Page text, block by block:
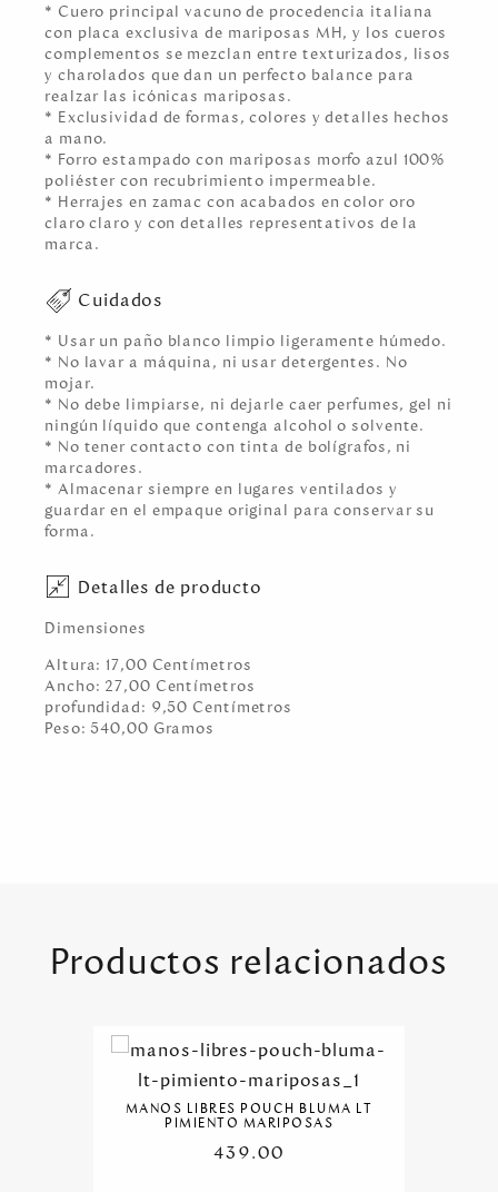
* Cuero principal vacuno de procedencia italiana
con placa exclusiva de mariposas MH, y los cueros
complementos se mezclan entre texturizados, lisos
y charolados que dan un perfecto balance para
realzar las icónicas mariposas.
* Exclusividad de formas, colores y detalles hechos
a mano.
* Forro estampado con mariposas morfo azul 100%
poliéster con recubrimiento impermeable.
* Herrajes en zamac con acabados en color oro
claro claro y con detalles representativos de la
marca.
Cuidados
* Usar un paño blanco limpio ligeramente húmedo.
* No lavar a máquina, ni usar detergentes. No
mojar.
* No debe limpiarse, ni dejarle caer perfumes, gel ni
ningún líquido que contenga alcohol o solvente.
* No tener contacto con tinta de bolígrafos, ni
marcadores.
* Almacenar siempre en lugares ventilados y
guardar en el empaque original para conservar su
forma.
Detalles de producto
Dimensiones
Altura: 17,00 Centímetros
Ancho: 27,00 Centímetros
profundidad: 9,50 Centímetros
Peso:540,00 Gramos
Productos relacionados
MANOS LIBRES POUCH BLUMA LT
PIMIENTO MARIPOSAS
439.00